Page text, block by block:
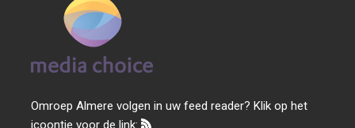
Omroep Almere volgen in uw feed reader? Klik op het
icoontje voor de link: